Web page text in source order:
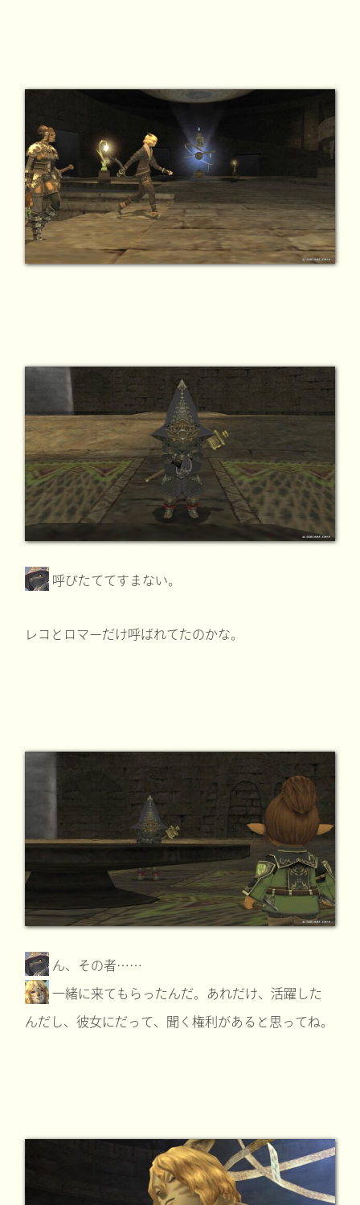
呼びたててすまない。
レコとロマーだけ呼ばれてたのかな。
ん、その者……
一緒に来てもらったんだ。あれだけ、活躍した
んだし、彼女にだって、聞く権利があると思ってね。